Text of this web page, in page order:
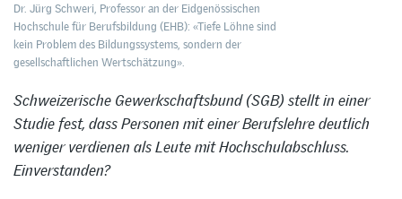
Dr. Jürg Schweri, Professor an der Eidgenössischen
Hochschule für Berufsbildung (EHB): «Tiefe Löhne sind
kein Problem des Bildungssystems, sondern der
gesellschaftlichen Wertschätzung».
Schweizerische Gewerkschaftsbund (SGB) stellt in einer
Studie fest, dass Personen mit einer Berufslehre deutlich
weniger verdienen als Leute mit Hochschulabschluss.
Einverstanden?